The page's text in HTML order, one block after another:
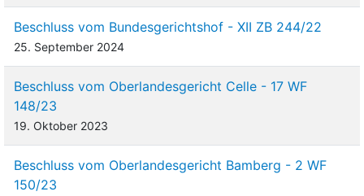
Beschluss vom Bundesgerichtshof - XII ZB 244/22
25. September 2024
Beschluss vom Oberlandesgericht Celle - 17 WF
148/23
19. Oktober 2023
Beschluss vom Oberlandesgericht Bamberg - 2 WF
150/23